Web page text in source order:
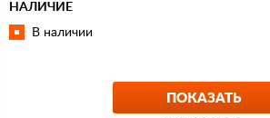
НАЛИЧИЕ
В наличии